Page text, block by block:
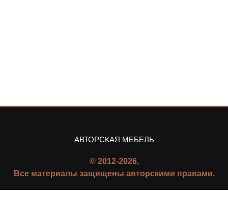
АВТОРСКАЯ МЕБЕЛЬ
© 2012-2026,
Все материалы защищены авторскими правами.